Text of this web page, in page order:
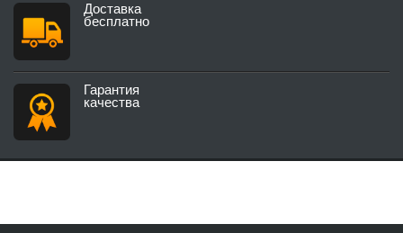
Доставка
бесплатно
Гарантия
качества